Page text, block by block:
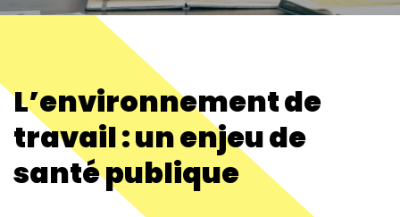
L’environnement de
travail : un enjeu de
santé publique